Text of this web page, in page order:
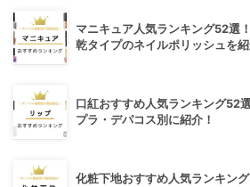
マニキュア人気ランキング52選
乾タイプのネイルポリッシュを紹
口紅おすすめ人気ランキング52
プラ・デパコス別に紹介！
化粧下地おすすめ人気ランキン